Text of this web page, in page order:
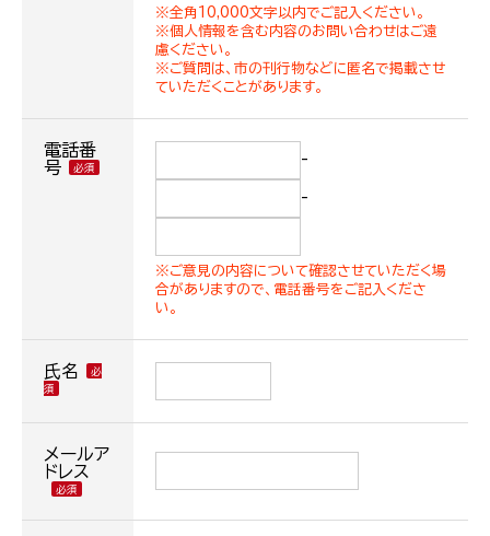
※全角10,000文字以内でご記入ください。
※個人情報を含む内容のお問い合わせはご遠
慮ください。
※ご質問は、市の刊行物などに匿名で掲載させ
ていただくことがあります。
電話番
号
-
-
※ご意見の内容について確認させていただく場
合がありますので、電話番号をご記入くださ
い。
氏名
メールア
ドレス